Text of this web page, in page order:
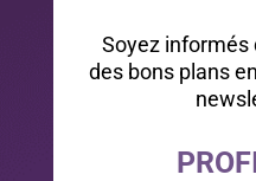
Soyez
des bons plans